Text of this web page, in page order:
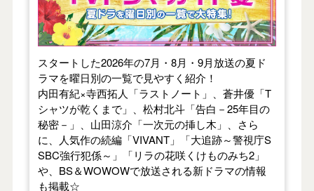
スタートした2026年の7月・8月・9月放送の夏ド
ラマを曜日別の一覧で見やすく紹介！
内田有紀×寺西拓人「ラストノート」、蒼井優「T
シャツが乾くまで」、松村北斗「告白－25年目の
秘密－」、山田涼介「一次元の挿し木」、さら
に、人気作の続編「VIVANT」「大追跡～警視庁S
SBC強行犯係～」「リラの花咲くけものみち2」
や、BS＆WOWOWで放送される新ドラマの情報
も掲載☆